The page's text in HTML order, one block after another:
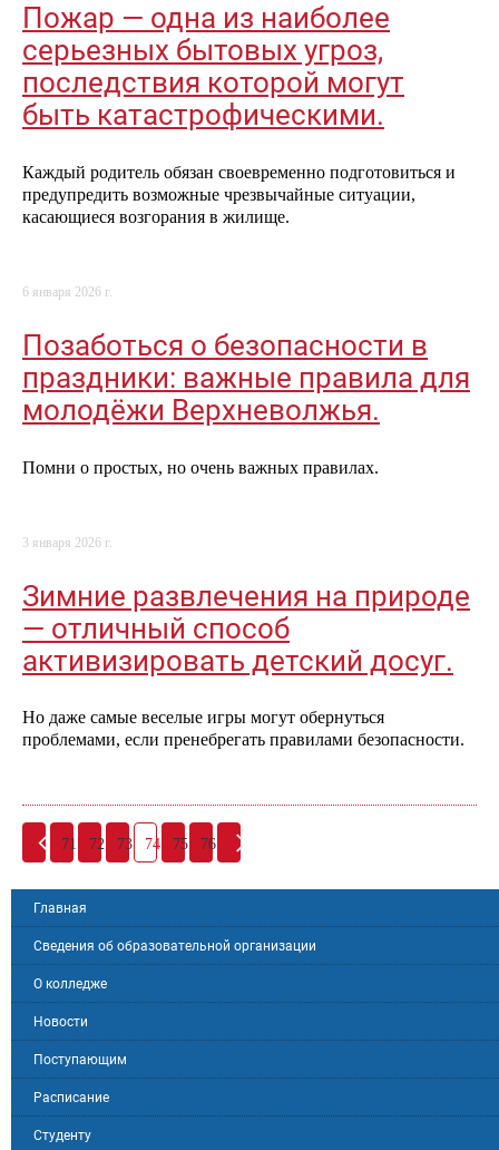
Пожар — одна из наиболее
серьезных бытовых угроз,
последствия которой могут
быть катастрофическими.
Каждый родитель обязан своевременно подготовиться и
предупредить возможные чрезвычайные ситуации,
касающиеся возгорания в жилище.
6 января 2026 г.
Позаботься о безопасности в
праздники: важные правила для
молодёжи Верхневолжья.
Помни о простых, но очень важных правилах.
3 января 2026 г.
Зимние развлечения на природе
— отличный способ
активизировать детский досуг.
Но даже самые веселые игры могут обернуться
проблемами, если пренебрегать правилами безопасности.
71 72 73 74 75 76
Главная
Сведения об образовательной организации
О колледже
Новости
Поступающим
Расписание
Студенту